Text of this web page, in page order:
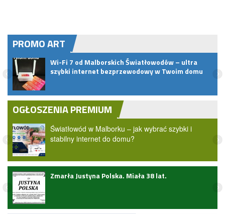
PROMO ART
Wi-Fi 7 od Malborskich Światłowodów – ultra
szybki internet bezprzewodowy w Twoim domu
OGŁOSZENIA PREMIUM
Światłowód w Malborku – jak wybrać szybki i
stabilny internet do domu?
Zmarła Justyna Polska. Miała 38 lat.